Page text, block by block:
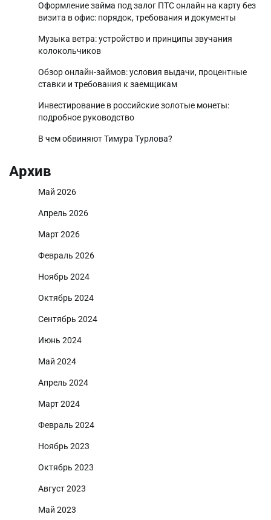
Оформление займа под залог ПТС онлайн на карту без
визита в офис: порядок, требования и документы
Музыка ветра: устройство и принципы звучания
колокольчиков
Обзор онлайн-займов: условия выдачи, процентные
ставки и требования к заемщикам
Инвестирование в российские золотые монеты:
подробное руководство
В чем обвиняют Тимура Турлова?
Архив
Май 2026
Апрель 2026
Март 2026
Февраль 2026
Ноябрь 2024
Октябрь 2024
Сентябрь 2024
Июнь 2024
Май 2024
Апрель 2024
Март 2024
Февраль 2024
Ноябрь 2023
Октябрь 2023
Август 2023
Май 2023